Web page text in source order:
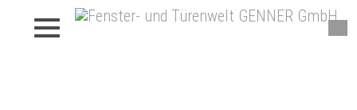
Fenster von Genner